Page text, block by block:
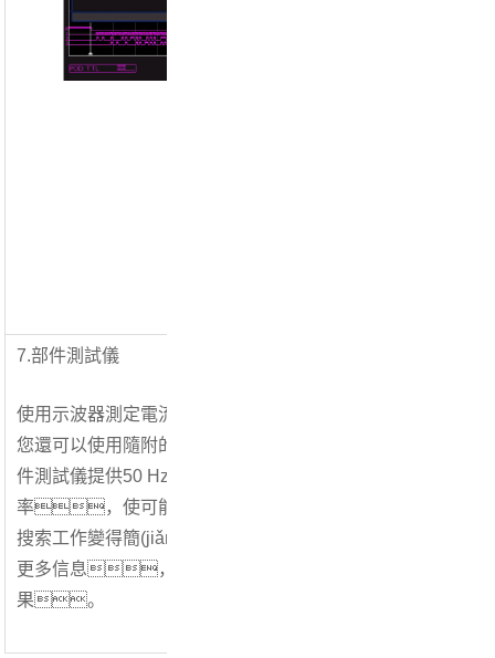
7.部件測試儀
使用示波器測定電流和電壓特性
您還可以使用隨附的部件測試儀。此類(lèi)部
件測試儀提供50 Hz以及200 Hz的測量頻
率，使可能冗長(cháng)乏味的故障部件
搜索工作變得簡(jiǎn)單。測試視圖可提供
更多信息，您可以一眼辨別分析結
果。